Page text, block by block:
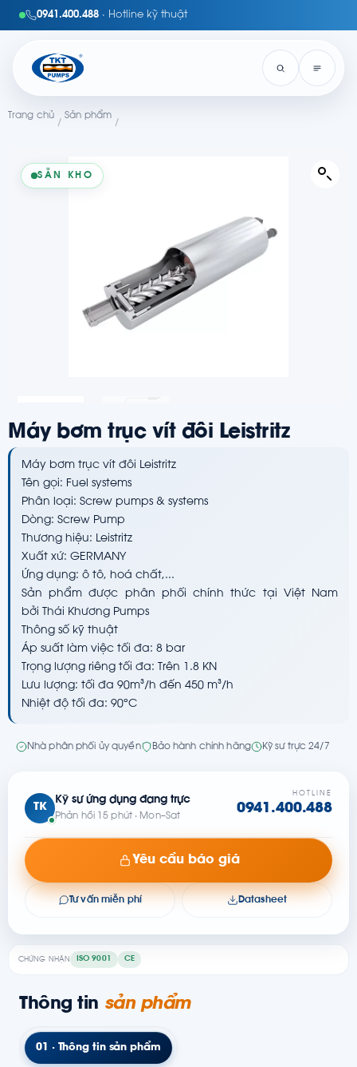
0941.400.488 · Hotline kỹ thuật
Trang chủ
/
Sản phẩm
/
SẴN KHO
CHỨNG NHẬN ISO 9001 CE
Máy bơm trục vít đôi Leistritz
Máy bơm trục vít đôi Leistritz
Tên gọi: Fuel systems
Phân loại: Screw pumps & systems
Dòng: Screw Pump
Thương hiệu: Leistritz
Xuất xứ: GERMANY
Ứng dụng: ô tô, hoá chất,...
Sản phẩm được phân phối chính thức tại Việt Nam
bởi Thái Khương Pumps
Thông số kỹ thuật
Áp suất làm việc tối đa: 8 bar
Trọng lượng riêng tối đa: Trên 1.8 KN
Lưu lượng: tối đa 90m³/h đến 450 m³/h
Nhiệt độ tối đa: 90ºC
Nhà phân phối ủy quyền Bảo hành chính hãng Kỹ sư trực 24/7
TK
Kỹ sư ứng dụng đang trực
Phản hồi 15 phút · Mon–Sat
HOTLINE
0941.400.488
Yêu cầu báo giá
Tư vấn miễn phí Datasheet
Thông tin sản phẩm
01 · Thông tin sản phẩm